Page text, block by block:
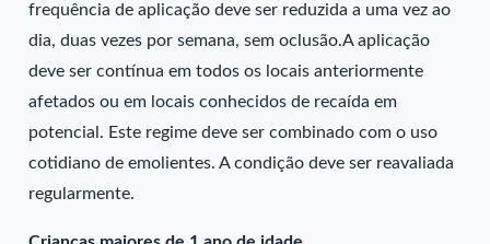
frequência de aplicação deve ser reduzida a uma vez ao
dia, duas vezes por semana, sem oclusão.A aplicação
deve ser contínua em todos os locais anteriormente
afetados ou em locais conhecidos de recaída em
potencial. Este regime deve ser combinado com o uso
cotidiano de emolientes. A condição deve ser reavaliada
regularmente.